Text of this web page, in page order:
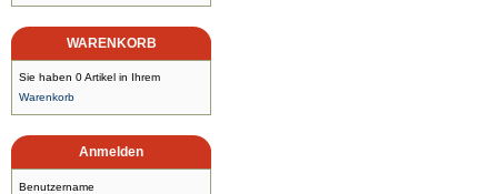
WARENKORB
Sie haben 0 Artikel in Ihrem
Warenkorb
Anmelden
Benutzername